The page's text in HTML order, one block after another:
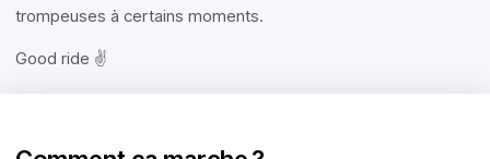
trompeuses à certains moments.
Good ride ✌️